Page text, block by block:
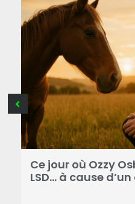
Ce jour où Ozzy
LSD… à cause